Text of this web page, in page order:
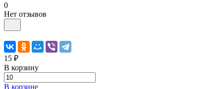
0
Нет отзывов
15 ₽
В корзину
В корзине